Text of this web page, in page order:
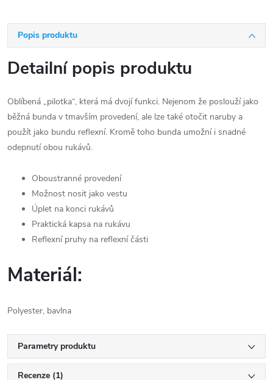
Popis produktu
Detailní popis produktu
Oblíbená „pilotka“, která má dvojí funkci. Nejenom že poslouží jako
běžná bunda v tmavším provedení, ale lze také otočit naruby a
použít jako bundu reflexní. Kromě toho bunda umožní i snadné
odepnutí obou rukávů.
Oboustranné provedení
Možnost nosit jako vestu
Úplet na konci rukávů
Praktická kapsa na rukávu
Reflexní pruhy na reflexní části
Materiál:
Polyester, bavlna
Parametry produktu
Recenze (1)